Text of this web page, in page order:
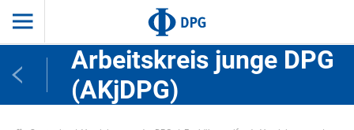
Arbeitskreis junge DPG
(AKjDPG)